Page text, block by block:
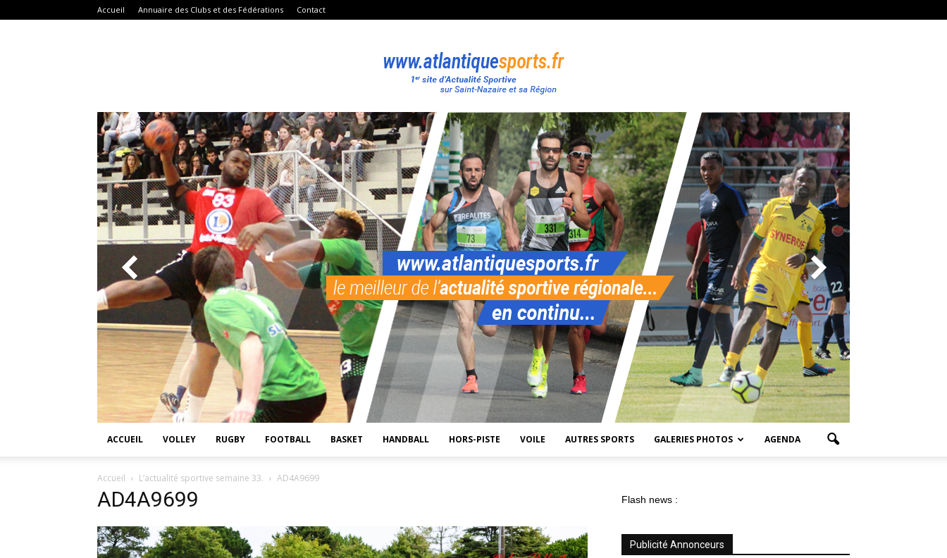
Accueil Annuaire des Clubs et des Fédérations Contact
Atlantique
Sport
ACCUEIL VOLLEY RUGBY FOOTBALL BASKET HANDBALL HORS-PISTE VOILE AUTRES SPORTS GALERIES PHOTOS AGENDA
Accueil L’actualité sportive semaine 33. AD4A9699
AD4A9699 Flash news :
Publicité Annonceurs